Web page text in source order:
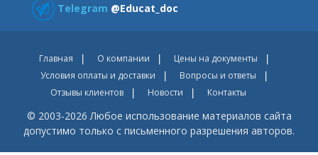
Telegram @Educat_doc
Главная О компании
Цены на документы
Условия оплаты и доставки
Вопросы и ответы
Отзывы клиентов
Новости Контакты
© 2003-2026 Любое использование материалов сайта
допустимо только с письменного разрешения авторов.